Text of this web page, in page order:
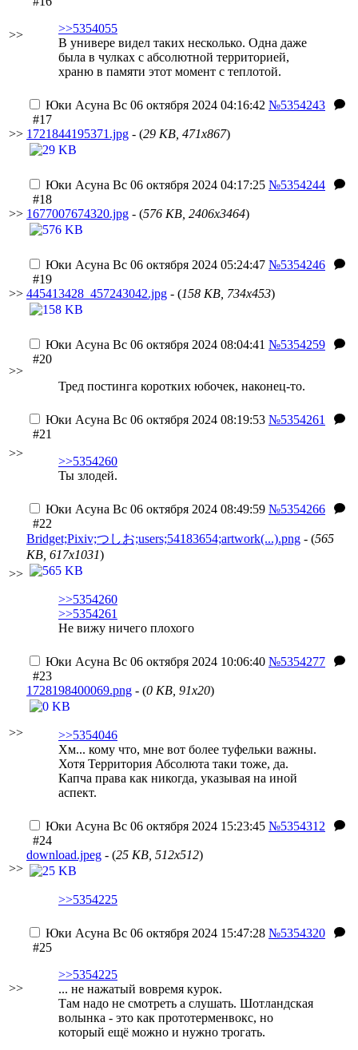
>>
>>5354055
В универе видел таких несколько. Одна даже
была в чулках с абсолютной территорией,
храню в памяти этот момент с теплотой.
>>
Юки Асуна Вс 06 октября 2024 04:16:42 №5354243
#17
1721844195371.jpg - (29 KB, 471x867)
>>
Юки Асуна Вс 06 октября 2024 04:17:25 №5354244
#18
1677007674320.jpg - (576 KB, 2406x3464)
>>
Юки Асуна Вс 06 октября 2024 05:24:47 №5354246
#19
445413428_457243042.jpg - (158 KB, 734x453)
>>
Юки Асуна Вс 06 октября 2024 08:04:41 №5354259
#20
Тред постинга коротких юбочек, наконец-то.
>>
Юки Асуна Вс 06 октября 2024 08:19:53 №5354261
#21
>>5354260
Ты злодей.
>>
Юки Асуна Вс 06 октября 2024 08:49:59 №5354266
#22
Bridget;Pixiv;つしお;users;54183654;artwork(...).png - (565
KB, 617x1031)
>>5354260
>>5354261
Не вижу ничего плохого
>>
Юки Асуна Вс 06 октября 2024 10:06:40 №5354277
#23
1728198400069.png - (0 KB, 91x20)
>>5354046
Хм... кому что, мне вот более туфельки важны.
Хотя Территория Абсолюта таки тоже, да.
Капча права как никогда, указывая на иной
аспект.
>>
Юки Асуна Вс 06 октября 2024 15:23:45 №5354312
#24
download.jpeg - (25 KB, 512x512)
>>5354225
>>
Юки Асуна Вс 06 октября 2024 15:47:28 №5354320
#25
>>5354225
... не нажатый вовремя курок.
Там надо не смотреть а слушать. Шотландская
волынка - это как прототерменвокс, но
который ещё можно и нужно трогать.